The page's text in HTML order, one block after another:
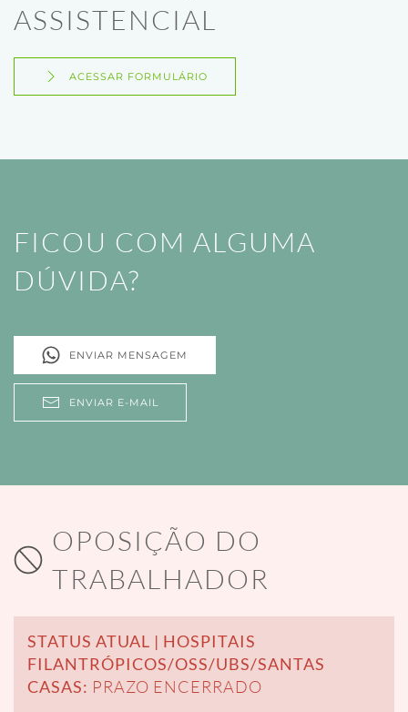
ASSISTENCIAL
ACESSAR FORMULÁRIO
FICOU COM ALGUMA
DÚVIDA?
ENVIAR MENSAGEM
ENVIAR E-MAIL
OPOSIÇÃO DO
TRABALHADOR
STATUS ATUAL | HOSPITAIS
FILANTRÓPICOS/OSS/UBS/SANTAS
CASAS: PRAZO ENCERRADO